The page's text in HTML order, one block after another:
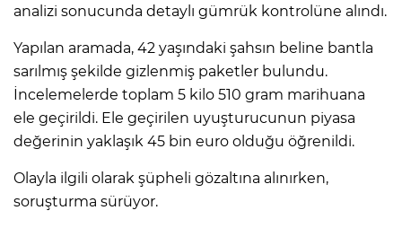
analizi sonucunda detaylı gümrük kontrolüne alındı.
Yapılan aramada, 42 yaşındaki şahsın beline bantla
sarılmış şekilde gizlenmiş paketler bulundu.
İncelemelerde toplam 5 kilo 510 gram marihuana
ele geçirildi. Ele geçirilen uyuşturucunun piyasa
değerinin yaklaşık 45 bin euro olduğu öğrenildi.
Olayla ilgili olarak şüpheli gözaltına alınırken,
soruşturma sürüyor.